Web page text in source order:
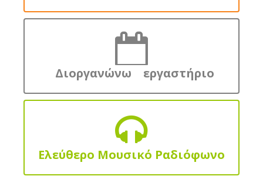
Διοργανώνω εργαστήριο
Ελεύθερο Μουσικό Ραδιόφωνο